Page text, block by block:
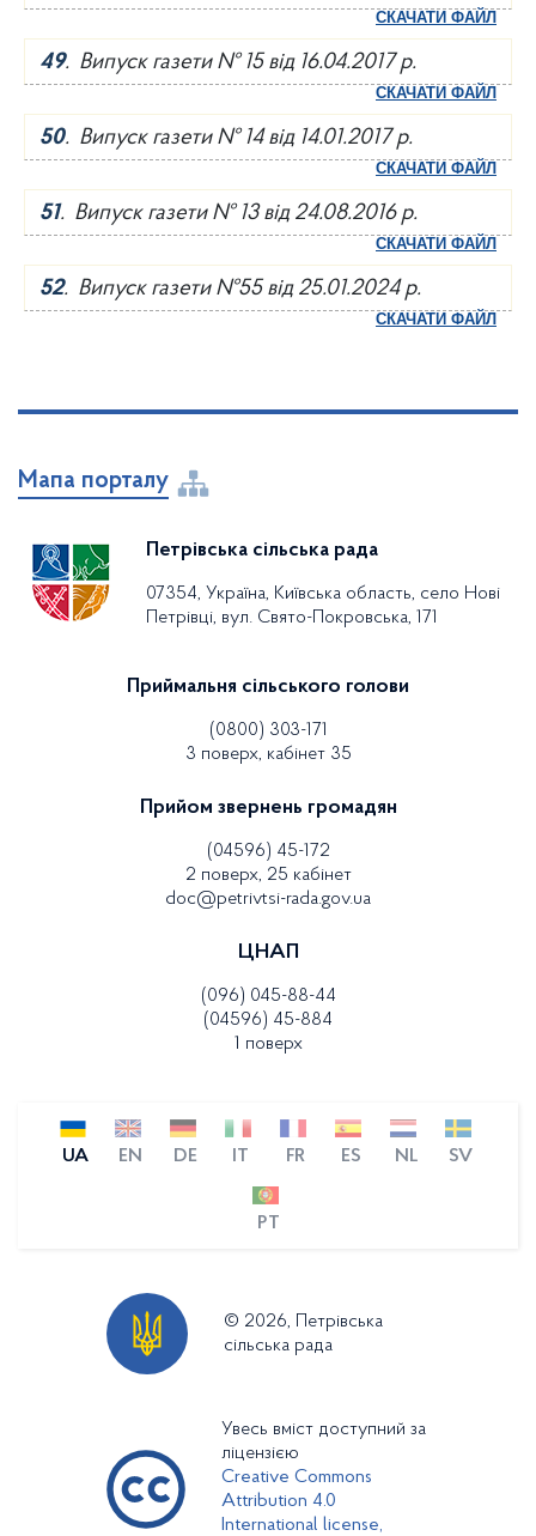
СКАЧАТИ ФАЙЛ
49. Випуск газети № 15 від 16.04.2017 р.
СКАЧАТИ ФАЙЛ
50. Випуск газети № 14 від 14.01.2017 р.
СКАЧАТИ ФАЙЛ
51. Випуск газети № 13 від 24.08.2016 р.
СКАЧАТИ ФАЙЛ
52. Випуск газети №55 від 25.01.2024 р.
СКАЧАТИ ФАЙЛ
Мапа порталу
Петрівська сільська рада
07354, Україна, Київська область, село Нові
Петрівці, вул. Свято-Покровська, 171
Приймальня сільського голови
(0800) 303-171
3 поверх, кабінет 35
Прийом звернень громадян
(04596) 45-172
2 поверх, 25 кабінет
doc@petrivtsi-rada.gov.ua
ЦНАП
(096) 045-88-44
(04596) 45-884
1 поверх
UA EN DE IT FR ES NL SV
PT
© 2026, Петрівська
сільська рада
Увесь вміст доступний за
ліцензією
Creative Commons
Attribution 4.0
International license,